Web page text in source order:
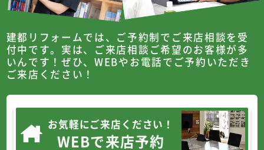
建都リフォームでは、ご予約制でご来店相談を受
付中です。 実は、ご来店相談ご希望のお客様が多
いんです！ぜひ、WEBやお電話でご予約いただき
ご来店ください！
お気軽にご来店ください！
WEBで来店予約